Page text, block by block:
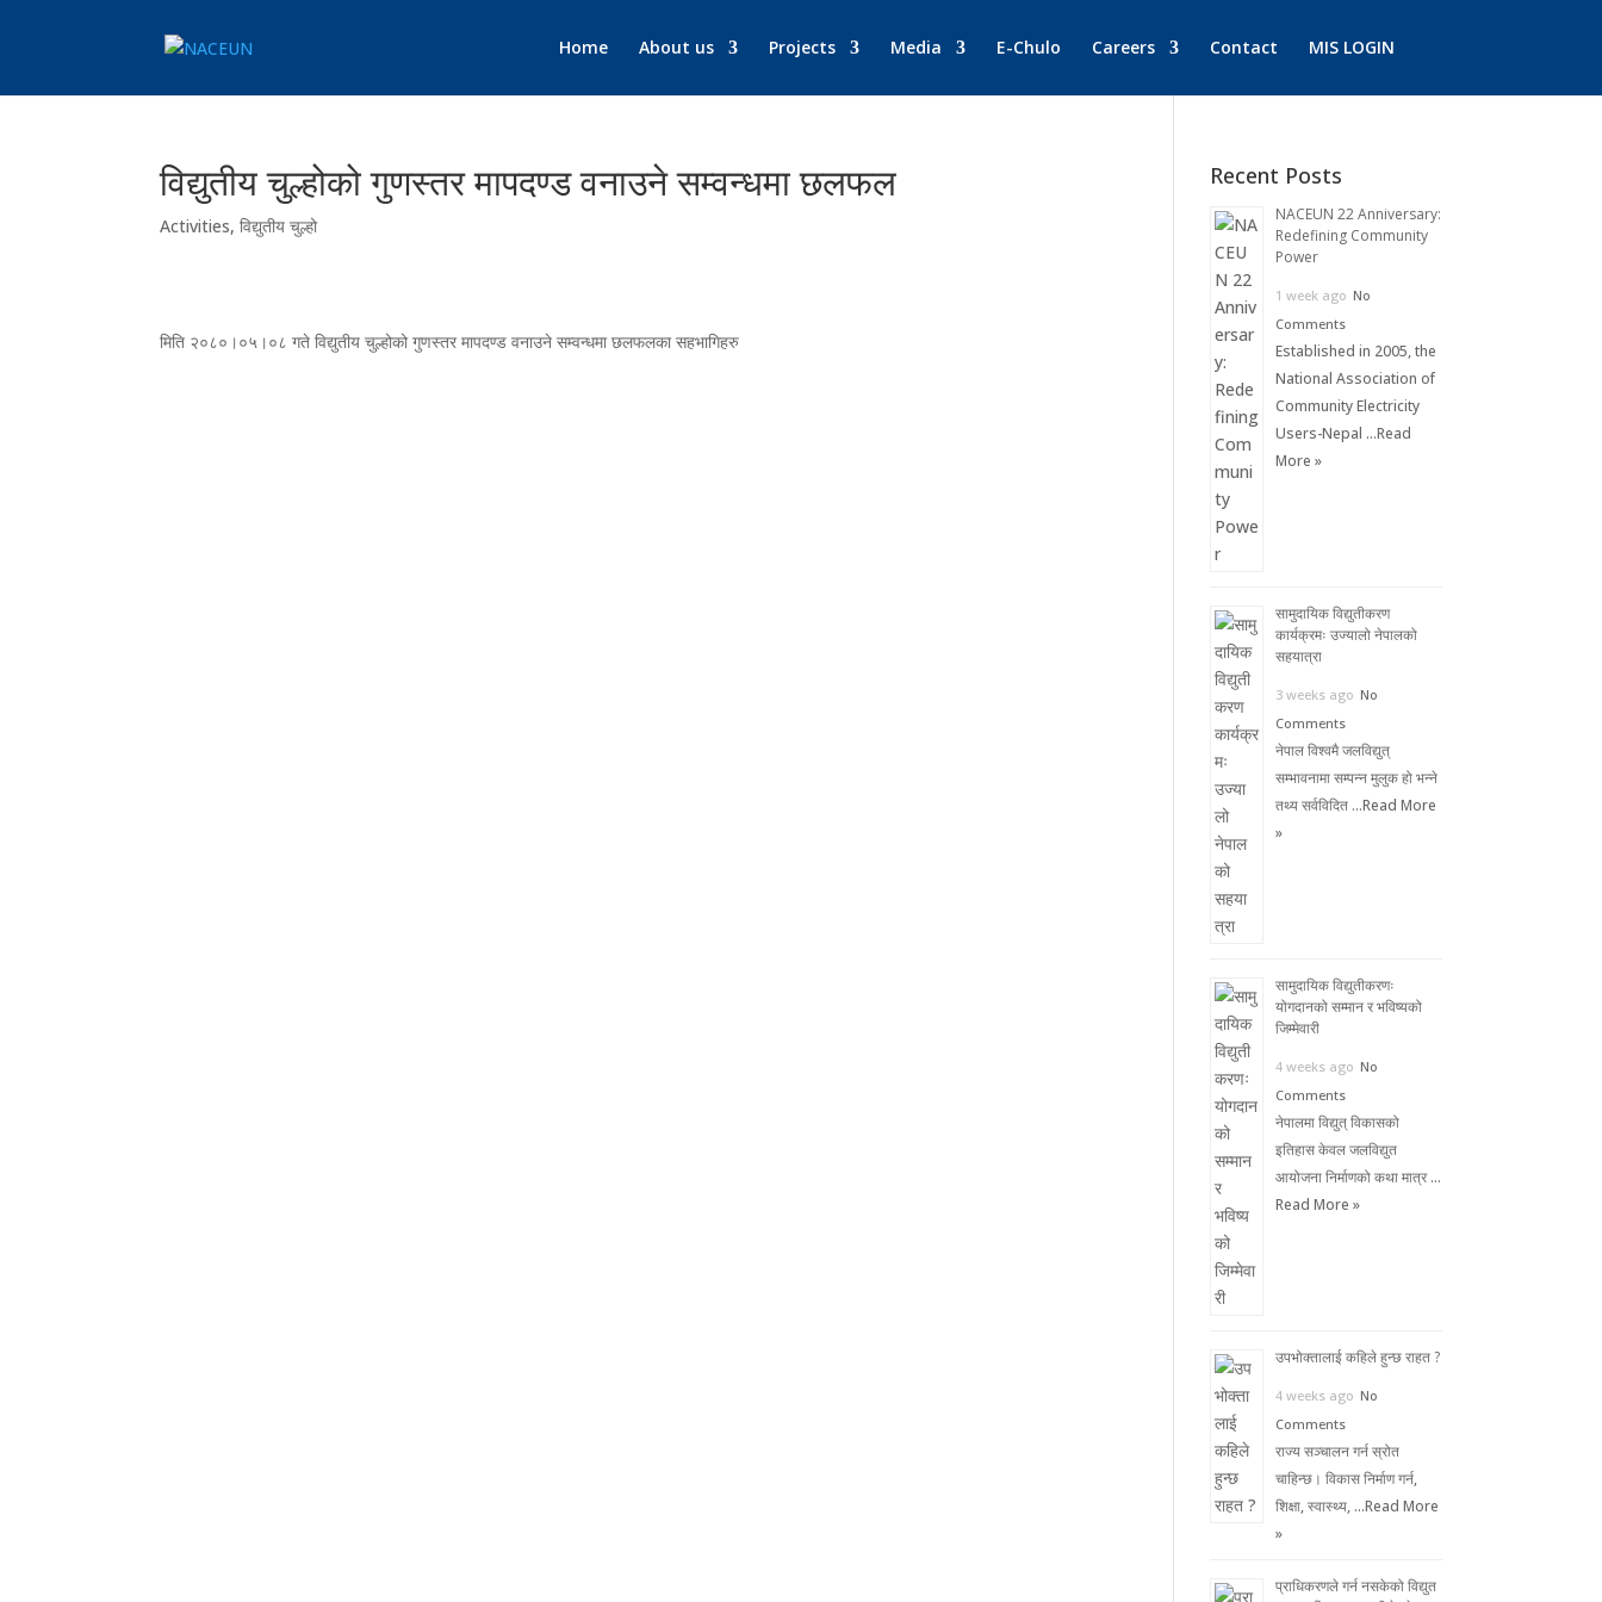
Home About us Projects Media E-Chulo Careers Contact MIS LOGIN
विद्युतीय चुल्होको गुणस्तर मापदण्ड वनाउने सम्वन्धमा छलफल
Activities,विद्युतीय चुल्हो
मिति २०८०।०५।०८ गते विद्युतीय चुल्होको गुणस्तर मापदण्ड वनाउने सम्वन्धमा छलफलका सहभागिहरु
Recent Posts
NACEUN 22 Anniversary:
Redefining Community
Power
1 week ago No
Comments
Established in 2005, the
National Association of
Community Electricity
Users-Nepal …Read
More »
सामुदायिक विद्युतीकरण
कार्यक्रमः उज्यालो नेपालको
सहयात्रा
3 weeks ago No
Comments
नेपाल विश्वमै जलविद्युत्
सम्भावनामा सम्पन्न मुलुक हो भन्ने
तथ्य सर्वविदित …Read More
»
सामुदायिक विद्युतीकरणः
योगदानको सम्मान र भविष्यको
जिम्मेवारी
4 weeks ago No
Comments
नेपालमा विद्युत् विकासको
इतिहास केवल जलविद्युत
आयोजना निर्माणको कथा मात्र …
Read More »
उपभोक्तालाई कहिले हुन्छ राहत ?
4 weeks ago No
Comments
राज्य सञ्चालन गर्न स्रोत
चाहिन्छ। विकास निर्माण गर्न,
शिक्षा, स्वास्थ्य, …Read More
»
प्राधिकरणले गर्न नसकेको विद्युत